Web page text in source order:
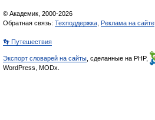
© Академик, 2000-2026
Обратная связь: Техподдержка Реклама на сайте
👣 Путешествия
Экспорт словарей на сайты , сделанные на PHP,
WordPress, MODx.